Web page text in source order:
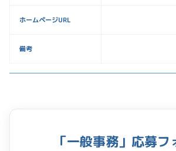
ホームページURL
備考
「一般事務」応募フ